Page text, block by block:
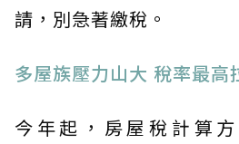
請，別急著繳稅。
多屋族壓力山大 稅率最高
今年起，房屋稅計算